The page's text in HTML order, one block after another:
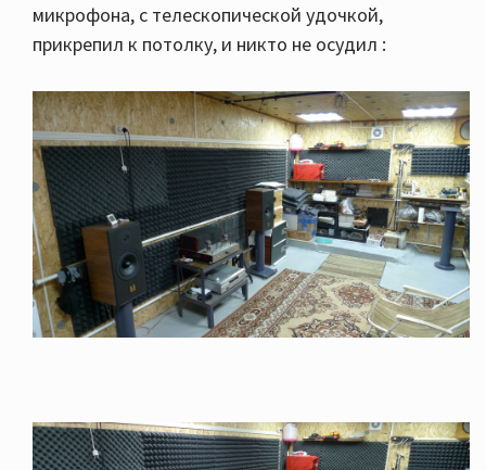
микрофона, с телескопической удочкой,
прикрепил к потолку, и никто не осудил :